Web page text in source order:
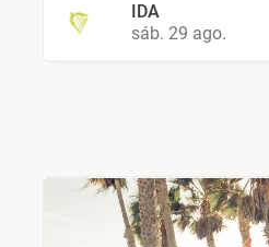
IDA
sáb. 29 ago.